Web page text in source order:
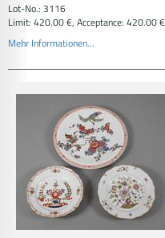
Lot-No.: 3116
Limit: 420.00 €, Acceptance: 420.00 €
Mehr Informationen...